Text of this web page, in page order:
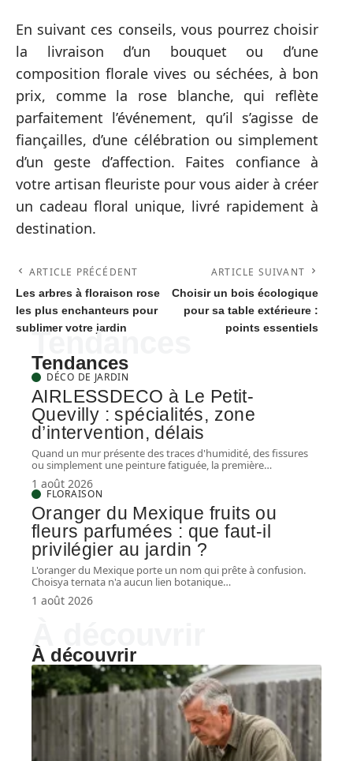
En suivant ces conseils, vous pourrez choisir
la livraison d’un bouquet ou d’une
composition florale vives ou séchées, à bon
prix, comme la rose blanche, qui reflète
parfaitement l’événement, qu’il s’agisse de
fiançailles, d’une célébration ou simplement
d’un geste d’affection. Faites confiance à
votre artisan fleuriste pour vous aider à créer
un cadeau floral unique, livré rapidement à
destination.
ARTICLE PRÉCÉDENT
Les arbres à floraison rose
les plus enchanteurs pour
sublimer votre jardin
ARTICLE SUIVANT
Choisir un bois écologique
pour sa table extérieure :
points essentiels
Tendances
Tendances
DÉCO DE JARDIN
AIRLESSDECO à Le Petit-
Quevilly : spécialités, zone
d’intervention, délais
Quand un mur présente des traces d'humidité, des fissures
ou simplement une peinture fatiguée, la première…
1 août 2026
FLORAISON
Oranger du Mexique fruits ou
fleurs parfumées : que faut-il
privilégier au jardin ?
L'oranger du Mexique porte un nom qui prête à confusion.
Choisya ternata n'a aucun lien botanique…
1 août 2026
À découvrir